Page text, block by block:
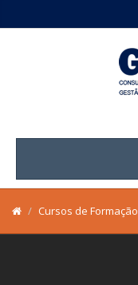
Cursos de Formação